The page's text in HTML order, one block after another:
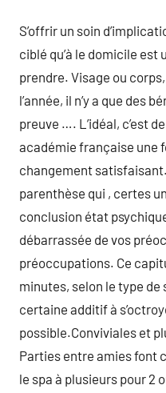
S’offrir un soin
ciblé qu’à le domicile
prendre. Visage ou
l’année, il n’y a que des
preuve …. L’idéal, c’est
académie française une
changement
parenthèse qui , certes
conclusion état
débarrassée de vos
préoccupations. Ce
minutes, selon le type
certaine additif à
possible.Conviviales et
Parties entre amies font
le spa à plusieurs pour 2